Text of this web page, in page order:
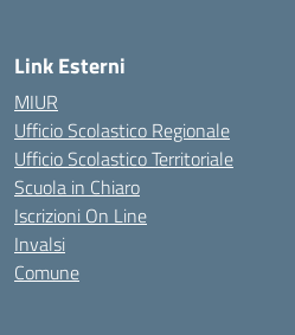
Link Esterni
MIUR
Ufficio Scolastico Regionale
Ufficio Scolastico Territoriale
Scuola in Chiaro
Iscrizioni On Line
Invalsi
Comune